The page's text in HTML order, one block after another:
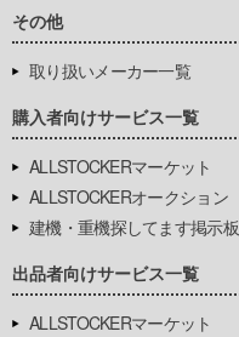
その他
取り扱いメーカー一覧
購入者向けサービス一覧
ALLSTOCKERマーケット
ALLSTOCKERオークション
建機・重機探してます掲示板
出品者向けサービス一覧
ALLSTOCKERマーケット